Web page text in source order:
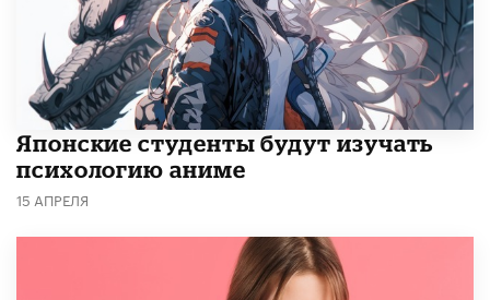
Японские студенты будут изучать
психологию аниме
15 АПРЕЛЯ